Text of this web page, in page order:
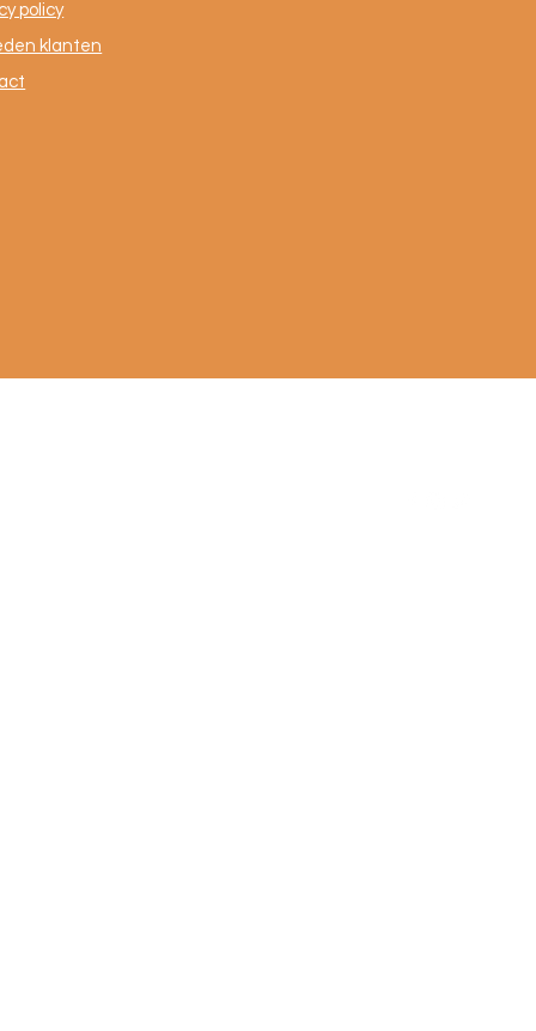
policy
klanten